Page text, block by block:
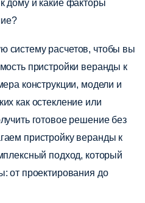
дому и какие факторы
систему расчетов, чтобы вы
пристройки веранды к
конструкции, модели и
как остекление или
готовое решение без
пристройку веранды к
подход, который
от проектирования до